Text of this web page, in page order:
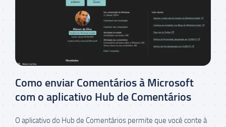
Como enviar Comentários à Microsoft
com o aplicativo Hub de Comentários
O aplicativo do Hub de Comentários permite que você conte à